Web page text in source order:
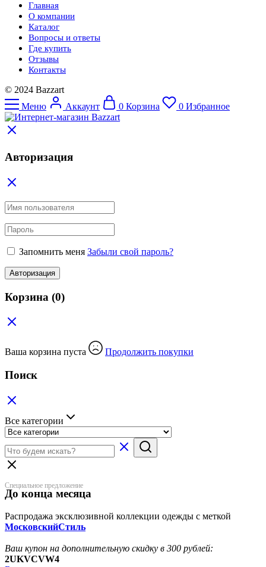
Главная
О компании
Каталог
Вопросы и ответы
Где купить
Отзывы
Контакты
© 2024 Bazzart
Меню
Аккаунт 0 Корзина 0 Избранное
Авторизация
Запомнить меня Забыли свой пароль?
Авторизация
Корзина (0)
Ваша корзина пуста Продолжить покупки
Поиск
Все категории
Специальное предложение
До конца месяца
Распродажа эксклюзивной коллекции одежды с меткой
МосковскийСтиль
Ваш купон на дополнительную скидку в 300 рублей:
2UKVCVW4